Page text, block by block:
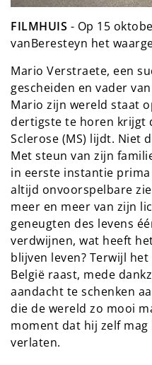
FILMHUIS - Op 15
vanBeresteyn het
Mario Verstraete, een
gescheiden en vader
Mario zijn wereld staat
dertigste te horen krijgt
Sclerose (MS) lijdt. Niet
Met steun van zijn
in eerste instantie
altijd onvoorspelbare
meer en meer van zijn
geneugten des levens
verdwijnen, wat heeft
blijven leven? Terwijl
België raast, mede
aandacht te schenken
die de wereld zo mooi
moment dat hij zelf
verlaten.